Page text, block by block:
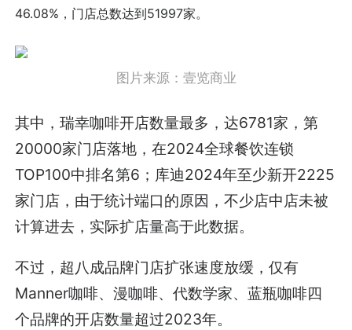
46.08%，门店总数达到51997家。
图片来源：壹览商业
其中，瑞幸咖啡开店数量最多，达6781家，第
20000家门店落地，在2024全球餐饮连锁
TOP100中排名第6；库迪2024年至少新开2225
家门店，由于统计端口的原因，不少店中店未被
计算进去，实际扩店量高于此数据。
不过，超八成品牌门店扩张速度放缓，仅有
Manner咖啡、漫咖啡、代数学家、蓝瓶咖啡四
个品牌的开店数量超过2023年。